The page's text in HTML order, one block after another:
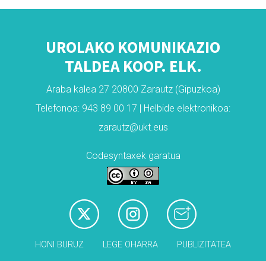
UROLAKO KOMUNIKAZIO
TALDEA KOOP. ELK.
Araba kalea 27 20800 Zarautz (Gipuzkoa)
Telefonoa: 943 89 00 17 | Helbide elektronikoa:
zarautz@ukt.eus
Codesyntaxek garatua
HONI BURUZ LEGE OHARRA PUBLIZITATEA